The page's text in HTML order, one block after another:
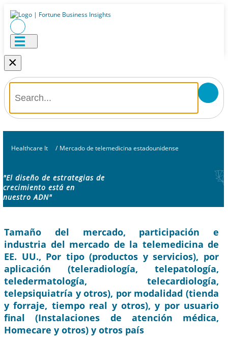
×
Healthcare It / Mercado de telemedicina estadounidense
"El diseño de estrategias de
crecimiento está en
nuestro ADN"
Tamaño del mercado, participación e
industria del mercado de la telemedicina de
EE. UU., Por tipo (productos y servicios), por
aplicación (teleradiología, telepatología,
teledermatología, telecardiología,
telepsiquiatría y otros), por modalidad (tienda
y forraje, tiempo real y otros), y por usuario
final (Instalaciones de atención médica,
Homecare y otros) y otros país